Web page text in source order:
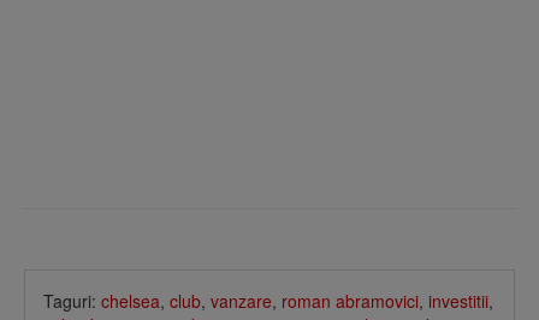
Taguri: chelsea, club, vanzare, roman abramovici, investitii,